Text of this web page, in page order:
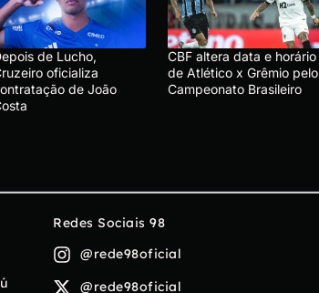
de Lucho,
oficializa
de João
CBF altera data e horário
de Atlético x Grêmio pelo
Campeonato Brasileiro
Redes Sociais 98
@rede98oficial
@rede98oficial